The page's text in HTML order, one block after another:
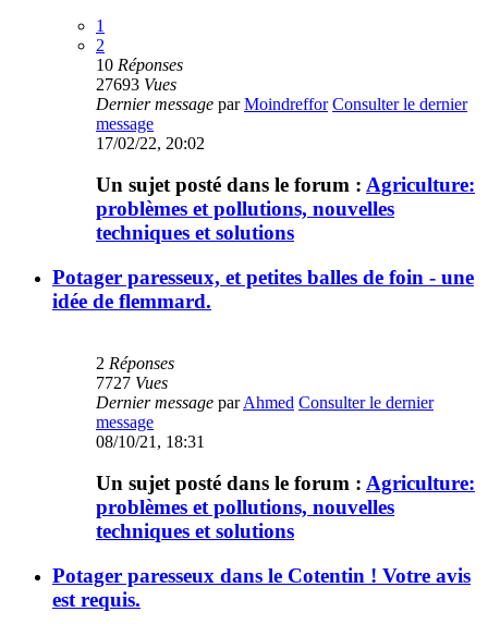
1
2
10 Réponses
27693 Vues
Dernier message parMoindreffor Consulter le dernier
message
17/02/22, 20:02
Un sujet posté dans le forum : Agriculture:
problèmes et pollutions, nouvelles
techniques et solutions
Potager paresseux, et petites balles de foin - une
idée de flemmard.
2 Réponses
7727 Vues
Dernier message parAhmed Consulter le dernier
message
08/10/21, 18:31
Un sujet posté dans le forum : Agriculture:
problèmes et pollutions, nouvelles
techniques et solutions
Potager paresseux dans le Cotentin ! Votre avis
est requis.